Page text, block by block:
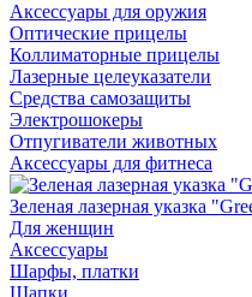
Аксессуары для оружия
Оптические прицелы
Коллиматорные прицелы
Лазерные целеуказатели
Средства самозащиты
Электрошокеры
Отпугиватели животных
Аксессуары для фитнеса
Зеленая лазерная указка
Для женщин
Аксессуары
Шарфы, платки
Шапки